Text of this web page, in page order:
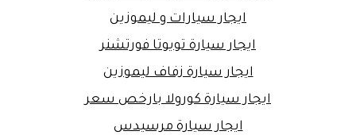
ايجار سيارات و ليموزين
ايجار سيارة تويوتا فورتشنر
ايجار سيارة زفاف ليموزين
ايجار سيارة كورولا بارخص سعر
ايجار سيارة مرسيدس